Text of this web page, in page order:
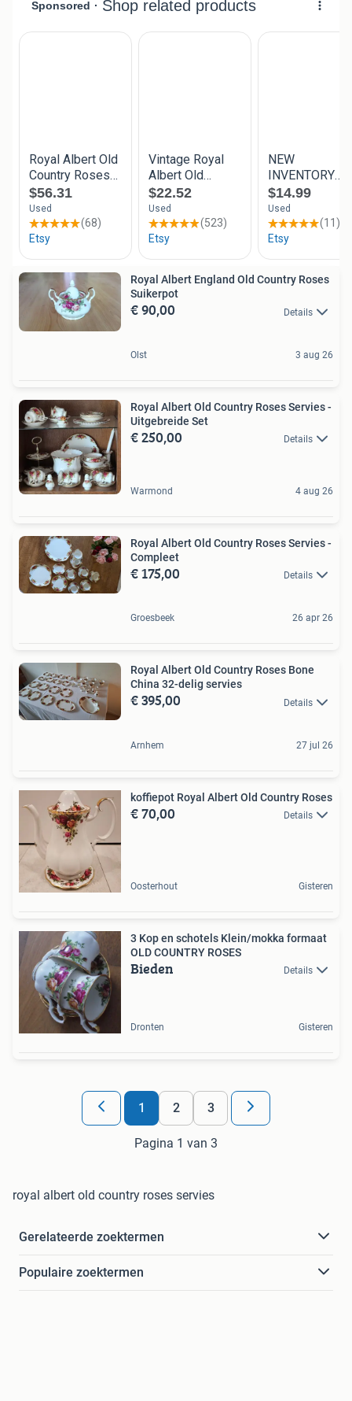
Royal Albert England Old Country Roses
Suikerpot
€ 90,00 Details
Olst 3 aug 26
Royal Albert Old Country Roses Servies -
Uitgebreide Set
€ 250,00 Details
Warmond 4 aug 26
Royal Albert Old Country Roses Servies -
Compleet
€ 175,00 Details
Groesbeek 26 apr 26
Royal Albert Old Country Roses Bone
China 32-delig servies
€ 395,00 Details
Arnhem 27 jul 26
koffiepot Royal Albert Old Country Roses
€ 70,00 Details
Oosterhout Gisteren
3 Kop en schotels Klein/mokka formaat
OLD COUNTRY ROSES
Bieden Details
Dronten Gisteren
1 2 3
Pagina 1 van 3
royal albert old country roses servies
Gerelateerde zoektermen
Populaire zoektermen